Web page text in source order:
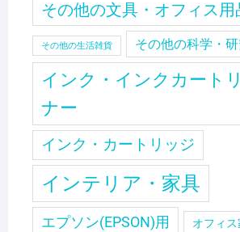
その他の文具・オフィス用
その他の生活雑貨 その他の科学・
インク・インクカート
ナー
インク・カートリッジ
インテリア・家具
エプソン(EPSON)用 オフィ